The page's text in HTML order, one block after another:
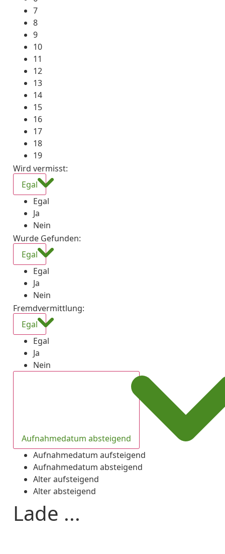
7
8
9
10
11
12
13
14
15
16
17
18
19
Wird vermisst:
Egal
Egal
Ja
Nein
Wurde Gefunden:
Egal
Egal
Ja
Nein
Fremdvermittlung:
Egal
Egal
Ja
Nein
Aufnahmedatum absteigend
Aufnahmedatum aufsteigend
Aufnahmedatum absteigend
Alter aufsteigend
Alter absteigend
Lade ...